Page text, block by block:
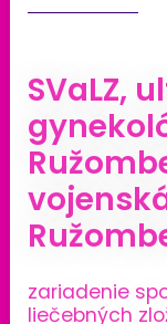
SVaLZ,
zariadenie
liečebných